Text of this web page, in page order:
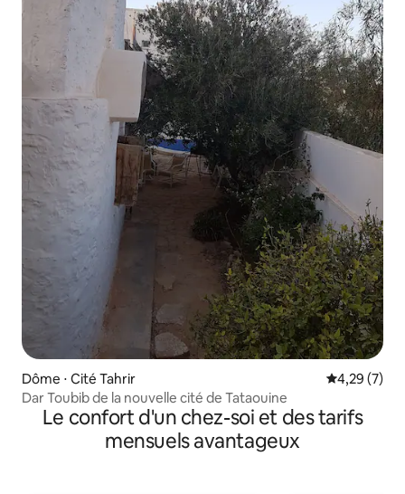
Dôme ⋅ Cité Tahrir Évaluation
4,29 (7)
Dar Toubib de la nouvelle cité de Tataouine
Le confort d'un chez-soi et des tarifs
mensuels avantageux